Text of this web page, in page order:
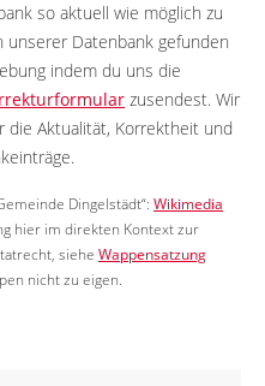
so aktuell wie möglich zu
Datenbank gefunden
indem du uns die
zusendest. Wir
die Aktualität, Korrektheit und
Dingelstädt“: Wikimedia
hier im direkten Kontext zur
siehe Wappensatzung
nicht zu eigen.